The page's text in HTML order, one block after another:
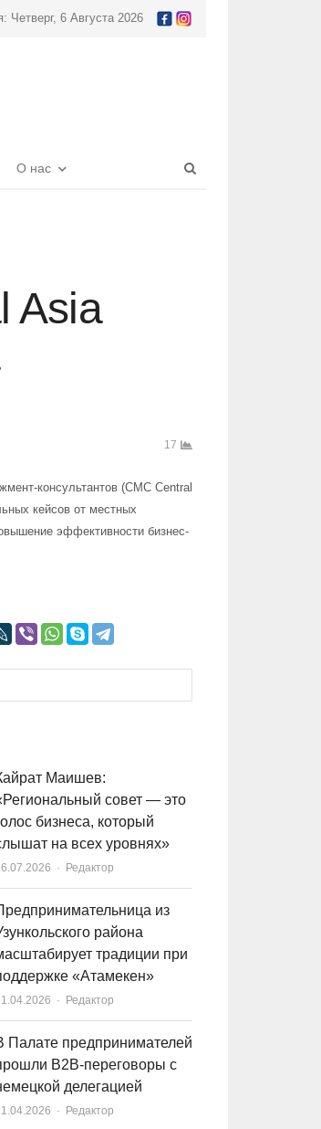
Четверг, 6 Августа 2026
О нас
Asia
17
консультантов (CMC Central
кейсов от местных
эффективности бизнес-
Маишев:
совет — это
бизнеса, который
на всех уровнях»
Author
Редактор
из
района
традиции при
«Атамекен»
Author
Редактор
Палате предпринимателей
B2B-переговоры с
делегацией
Author
Редактор